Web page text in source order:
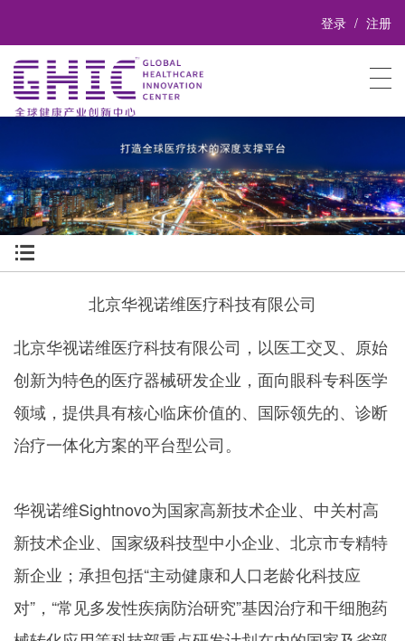
登录 注册

北京华视诺维医疗科技有限公司
北京华视诺维医疗科技有限公司，以医工交叉、原始
创新为特色的医疗器械研发企业，面向眼科专科医学
领域，提供具有核心临床价值的、国际领先的、诊断
治疗一体化方案的平台型公司。
华视诺维Sightnovo为国家高新技术企业、中关村高
新技术企业、国家级科技型中小企业、北京市专精特
新企业；承担包括“主动健康和人口老龄化科技应
对”，“常见多发性疾病防治研究”基因治疗和干细胞药